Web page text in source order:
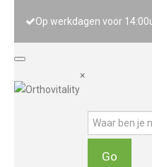
Op werkdagen voor
×